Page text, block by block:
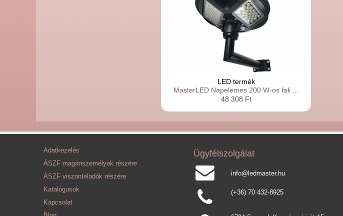
LED termék
MasterLED Napelemes 200 W-os fali ...
48 308 Ft
Adatkezelés
ÁSZF magánszemélyek részére
ÁSZF viszonteladók részére
Katalógusok
Kapcsolat
Ügyfélszolgálat
info@ledmaster.hu
(+36) 70 432-8925